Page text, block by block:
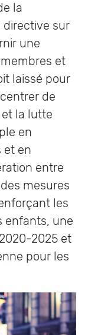
la
directive sur
une
et
laissé pour
de
et la lutte
en
et en
entre
mesures
les
enfants, une
2025 et
pour les